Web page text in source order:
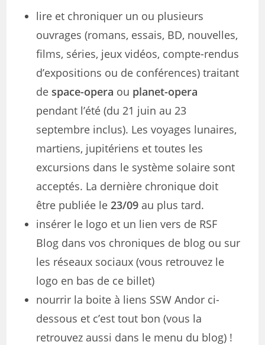
lire et chroniquer un ou plusieurs
ouvrages (romans, essais, BD, nouvelles,
films, séries, jeux vidéos, compte-rendus
d’expositions ou de conférences) traitant
de space-opera ou planet-opera
pendant l’été (du 21 juin au 23
septembre inclus). Les voyages lunaires,
martiens, jupitériens et toutes les
excursions dans le système solaire sont
acceptés. La dernière chronique doit
être publiée le23/09 au plus tard.
insérer le logo et un lien vers de RSF
Blog dans vos chroniques de blog ou sur
les réseaux sociaux (vous retrouvez le
logo en bas de ce billet)
nourrir la boite à liens SSW Andor ci-
dessous et c’est tout bon (vous la
retrouvez aussi dans le menu du blog) !